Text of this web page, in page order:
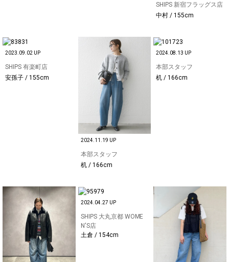
SHIPS 新宿フラッグス店
中村 / 155cm
2023.09.02 UP
SHIPS 有楽町店
安孫子 / 155cm
2024.11.19 UP
本部スタッフ
机 / 166cm
2024.08.13 UP
本部スタッフ
机 / 166cm
2024.04.27 UP
SHIPS 大丸京都 WOME
N'S店
土倉 / 154cm